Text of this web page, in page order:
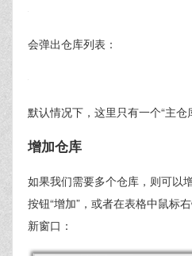
会弹出仓库列表：
默认情况下，这里只有一个“主仓
增加仓库
如果我们需要多个仓库，则可以
按钮“增加”，或者在表格中鼠标
新窗口：